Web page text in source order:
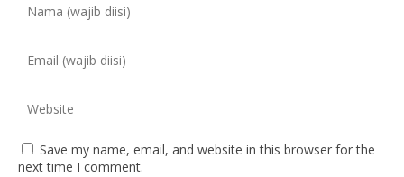
Save my name, email, and website in this browser for the
next time I comment.